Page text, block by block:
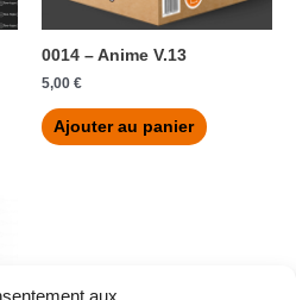
aux
0014 – Anime V.13
5,00 €
Ajouter au panier